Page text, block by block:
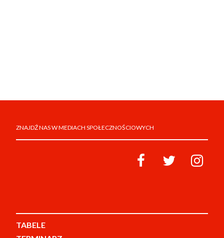
ZNAJDŹ NAS W MEDIACH SPOŁECZNOŚCIOWYCH
TABELE